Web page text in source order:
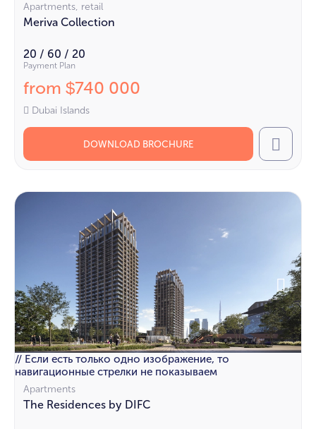
Apartments, retail
Meriva Collection
20 / 60 / 20
Payment Plan
from $740 000
Dubai Islands
DOWNLOAD BROCHURE Call
// Если есть только одно изображение, то
навигационные стрелки не показываем
Apartments
The Residences by DIFC